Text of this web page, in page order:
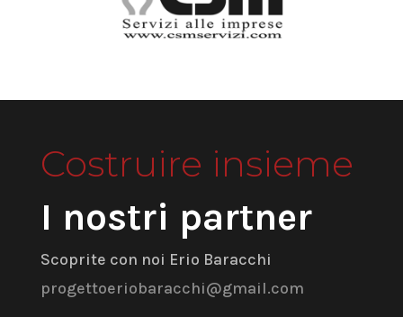
Costruire insieme
I nostri partner
Scoprite con noi Erio Baracchi
progettoeriobaracchi@gmail.com